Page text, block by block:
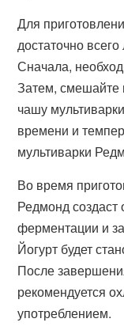
Для
достаточно
Сначала,
Затем, смешайте
чашу
времени и
мультиварки
Во время
Редмонд
ферментации и
Йогурт будет
После
рекомендуется
употреблением.